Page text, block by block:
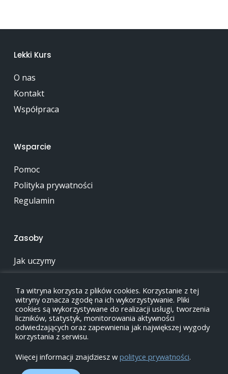
Lekki Kurs
O nas
Kontakt
Współpraca
Wsparcie
Pomoc
Polityka prywatności
Regulamin
Zasoby
Jak uczymy
Biblioteka
Newsy
Ta witryna korzysta z plików cookies. Korzystanie z tej
witryny oznacza zgodę na ich wykorzystywanie. Pliki
cookies są wykorzystywane do realizacji usługi, tworzenia
liczników, statystyk, monitorowania aktywności
odwiedzających oraz zapewnienia jak największej wygody
korzystania z serwisu.
Więcej informacji znajdziesz w polityce prywatności.